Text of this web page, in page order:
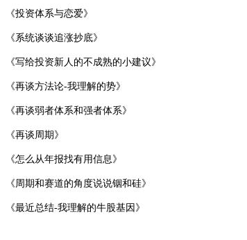
《投资体系与恋爱》
《系统谈谈追涨抄底》
《写给投资新人的不成熟的小建议》
《再谈方法论-我理解的势》
《再谈弱者体系和强者体系》
《再谈周期》
《怎么从年报找有用信息》
《周期和赛道的角度说说铟和硅》
《最近总结-我理解的牛股基因》